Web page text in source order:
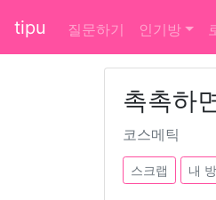
tipu 질문하기 인기방
촉촉하
코스메틱
스크랩 내